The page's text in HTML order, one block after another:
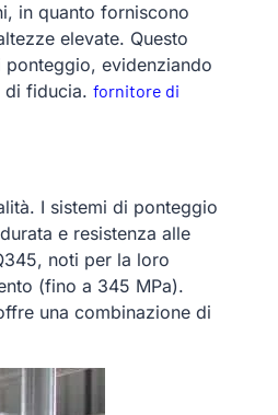
in quanto forniscono
elevate. Questo
evidenziando
di fiducia. fornitore di
I sistemi di ponteggio
e resistenza alle
noti per la loro
(fino a 345 MPa).
una combinazione di